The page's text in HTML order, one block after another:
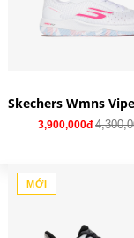
3,900,000đ
MỚI